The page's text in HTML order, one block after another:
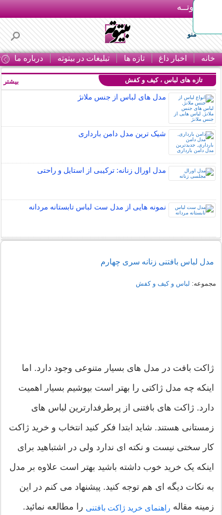
بـیتوتــه
منو
خانه اخبار داغ تازه ها تبلیغات در بیتوته درباره ما
تازه های لباس ، کیف و کفش
مدل های لباس از جنس ملانژ
شیک ترین مدل دامن بارداری
مدل اورال زنانه: ترکیبی از استایل و راحتی
نمونه هایی از مدل ست لباس تابستانه مردانه
نمونه هایی از مدل یقه شومیز
بیشتر
مدل لباس بافتنی زنانه سری چهارم
مجموعه: لباس و کیف و کفش
ژاکت بافت در مدل های بسیار متنوعی وجود دارد. اما
اینکه چه مدل ژاکتی را بهتر است بپوشیم بسیار اهمیت
دارد. ژاکت های بافتنی از پرطرفدارترین لباس های
زمستانی هستند. شاید ابتدا فکر کنید انتخاب و خرید ژاکت
کار سختی نیست و نکته ای ندارد ولی در اشتباهید برای
اینکه یک خرید خوب داشته باشید بهتر است علاوه بر مدل
به نکات دیگه ای هم توجه کنید. پیشنهاد می کنم در این
زمینه مقاله راهنمای خرید ژاکت بافتنی را مطالعه نمائید.